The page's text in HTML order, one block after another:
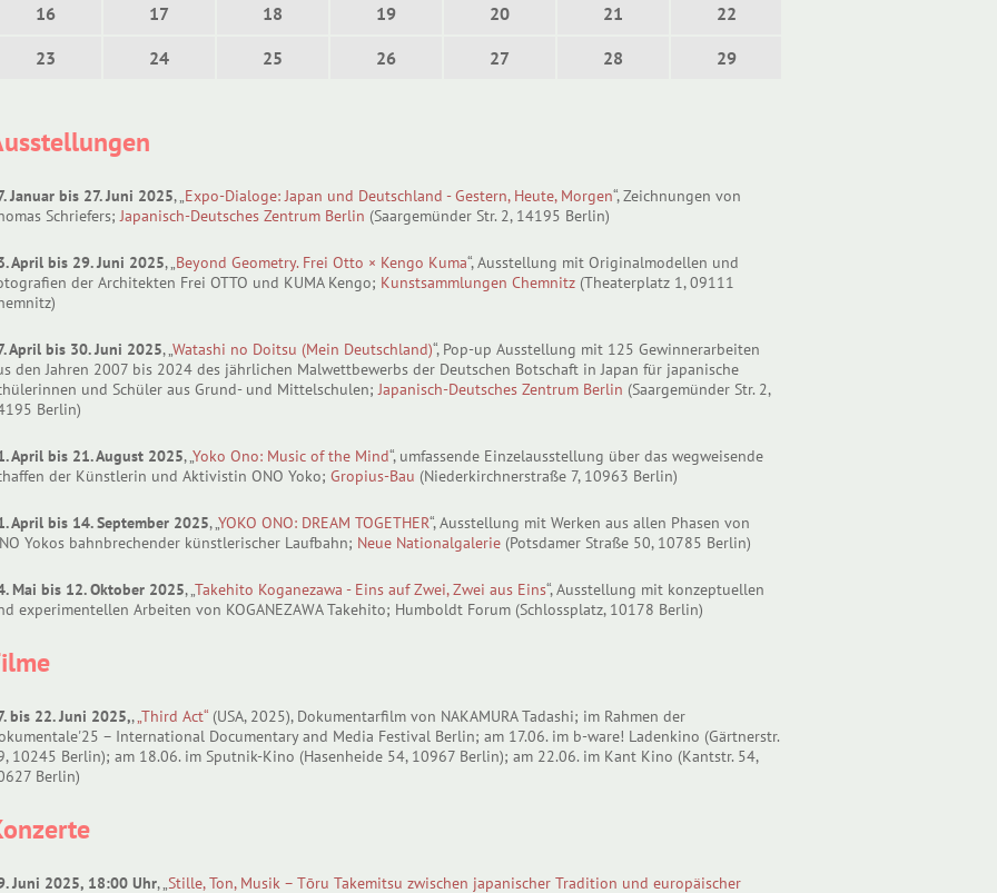
16
17 18 19 20 21
22
23
24 25 26 27 28 29
Januar bis 27. Juni 2025, „Expo-Dialoge: Japan und Deutschland - Gestern, Heute, Morgen“, Zeichnungen von
Schriefers;Japanisch-Deutsches Zentrum Berlin (Saargemünder Str. 2, 14195 Berlin)
April bis 29. Juni 2025, „Beyond Geometry. Frei Otto × Kengo Kuma“, Ausstellung mit Originalmodellen und
der Architekten Frei OTTO und KUMA Kengo; Kunstsammlungen Chemnitz (Theaterplatz 1, 09111
April bis 30. Juni 2025, „Watashi no Doitsu (Mein Deutschland)“, Pop-up Ausstellung mit 125 Gewinnerarbeiten
den Jahren 2007 bis 2024 des jährlichen Malwettbewerbs der Deutschen Botschaft in Japan für japanische
und Schüler aus Grund- und Mittelschulen;Japanisch-Deutsches Zentrum Berlin (Saargemünder Str. 2,
Berlin)
April bis 21. August 2025, „Yoko Ono: Music of the Mind“, umfassende Einzelausstellung über das wegweisende
der Künstlerin und Aktivistin ONO Yoko; Gropius-Bau (Niederkirchnerstraße 7, 10963 Berlin)
April bis 14. September 2025, „YOKO ONO: DREAM TOGETHER“, Ausstellung mit Werken aus allen Phasen von
Yokos bahnbrechender künstlerischer Laufbahn; Neue Nationalgalerie (Potsdamer Straße 50, 10785 Berlin)
Mai bis 12. Oktober 2025, „Takehito Koganezawa - Eins auf Zwei, Zwei aus Eins“, Ausstellung mit konzeptuellen
experimentellen Arbeiten von KOGANEZAWA Takehito; Humboldt Forum (Schlossplatz, 10178 Berlin)
bis 22. Juni 2025,,„Third Act“ (USA, 2025), Dokumentarfilm von NAKAMURA Tadashi; im Rahmen der
– International Documentary and Media Festival Berlin; am 17.06. im b-ware! Ladenkino (Gärtnerstr.
10245 Berlin); am 18.06. im Sputnik-Kino (Hasenheide 54, 10967 Berlin); am 22.06. im Kant Kino (Kantstr. 54,
Berlin)
Juni 2025, 18:00 Uhr, „Stille, Ton, Musik – Tōru Takemitsu zwischen japanischer Tradition und europäischer